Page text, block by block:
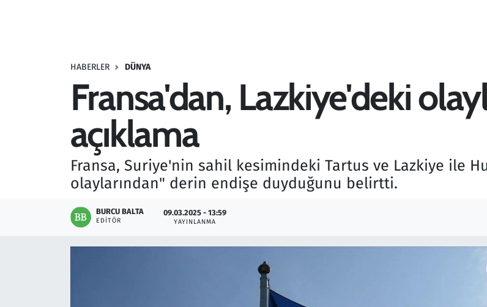
HABERLER DÜNYA
Fransa'dan, Lazkiye'deki
açıklama
Fransa, Suriye'nin sahil kesimindeki Tartus ve Lazkiye ile
olaylarından" derin endişe duyduğunu belirtti.
BURCU BALTA
EDITÖR
09.03.2025 - 13:59
YAYINLANMA
Savunma Sanayi
Teknoloji ve Bilim
Televizyon